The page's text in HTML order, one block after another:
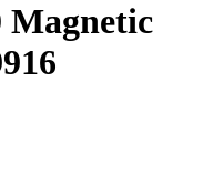
Magnetic